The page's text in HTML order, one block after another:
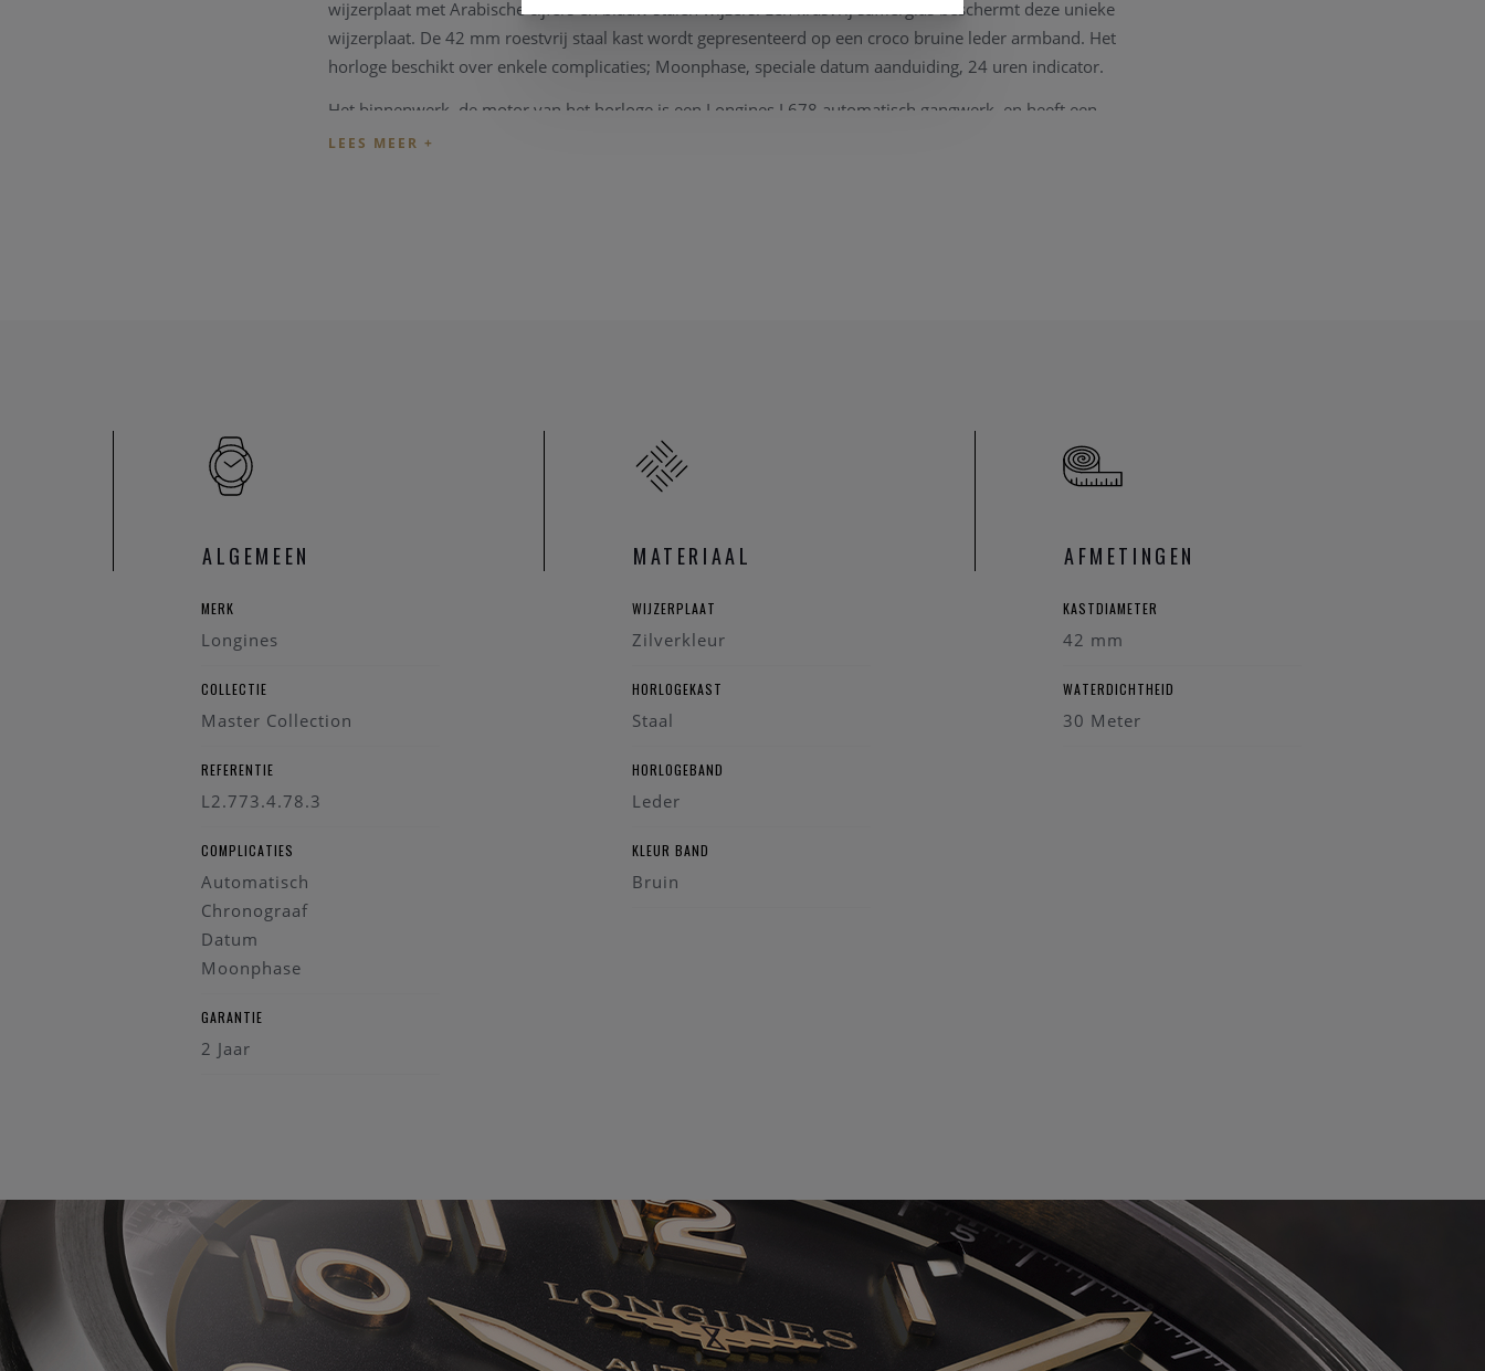
wijzerplaat met Arabische cijfers en blauw stalen wijzers. Een krasvrij saffierglas beschermt deze unieke
wijzerplaat. De 42 mm roestvrij staal kast wordt gepresenteerd op een croco bruine leder armband. Het
horloge beschikt over enkele complicaties; Moonphase, speciale datum aanduiding, 24 uren indicator.
Het binnenwerk, de motor van het horloge is een Longines L678 automatisch gangwerk, en heeft een
gemiddeld gangreserve van 42 uren.
ALGEMEEN
MERK
Longines
COLLECTIE
Master Collection
REFERENTIE
L2.773.4.78.3
COMPLICATIES
Automatisch
Chronograaf
Datum
Moonphase
GARANTIE
2 Jaar
MATERIAAL
WIJZERPLAAT
Zilverkleur
HORLOGEKAST
Staal
HORLOGEBAND
Leder
KLEUR BAND
Bruin
AFMETINGEN
KASTDIAMETER
42 mm
WATERDICHTHEID
30 Meter